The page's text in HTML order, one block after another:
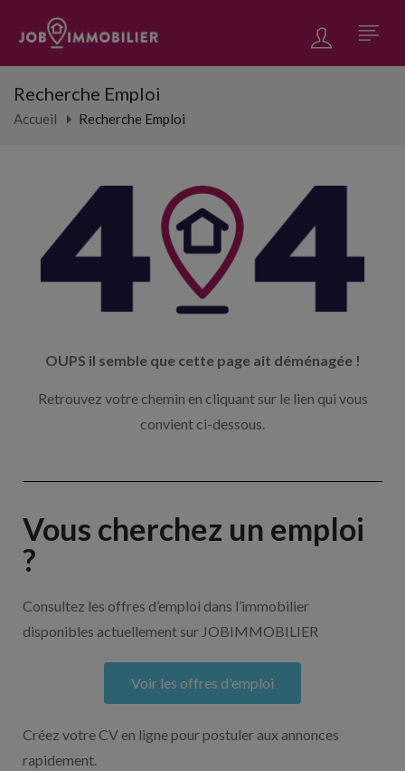
Recherche Emploi
Accueil Recherche Emploi
OUPS il semble que cette page ait déménagée !
Retrouvez votre chemin en cliquant sur le lien qui vous
convient ci-dessous.
Vous cherchez un emploi
?
Consultez les offres d’emploi dans l’immobilier
disponibles actuellement sur JOBIMMOBILIER
Voir les offres d'emploi
Créez votre CV en ligne pour postuler aux annonces
rapidement.